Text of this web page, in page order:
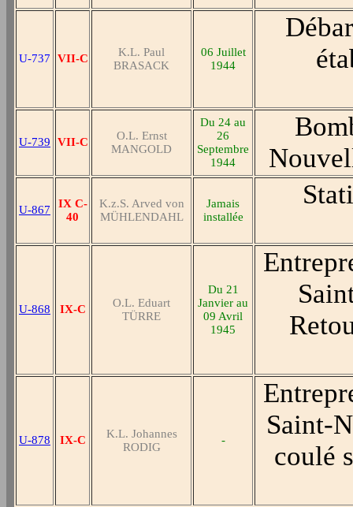
U-737 VII-C
K.L. Paul
BRASACK
06 Juillet
1944
U-739 VII-C
O.L. Ernst
MANGOLD
Du 24 au
26
Septembre
1944
U-867
IX C-
40
K.z.S. Arved von
MÜHLENDAHL
Jamais
installée
U-868 IX-C
O.L. Eduart
TÜRRE
Du 21
Janvier au
09 Avril
1945
U-878 IX-C
K.L. Johannes
RODIG
-
Saint-
coulé